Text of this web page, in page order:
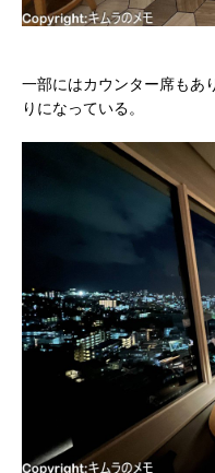
一部にはカウンター席もあ
りになっている。